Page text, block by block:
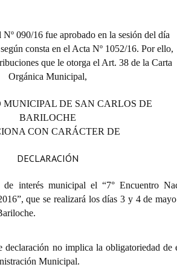
090/16 fue aprobado en la sesión del día
consta en el Acta Nº 1052/16. Por ello,
que le otorga el Art. 38 de la Carta
Orgánica Municipal,
MUNICIPAL DE SAN CARLOS DE
BARILOCHE
CON CARÁCTER DE
DECLARACIÓN
de interés municipal el “7° Encuentro
que se realizará los días 3 y 4 de
declaración no implica la obligatoriedad de
Municipal.